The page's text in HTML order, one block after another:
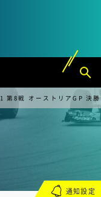
第8戦 オーストリアGP 決勝
通知設定